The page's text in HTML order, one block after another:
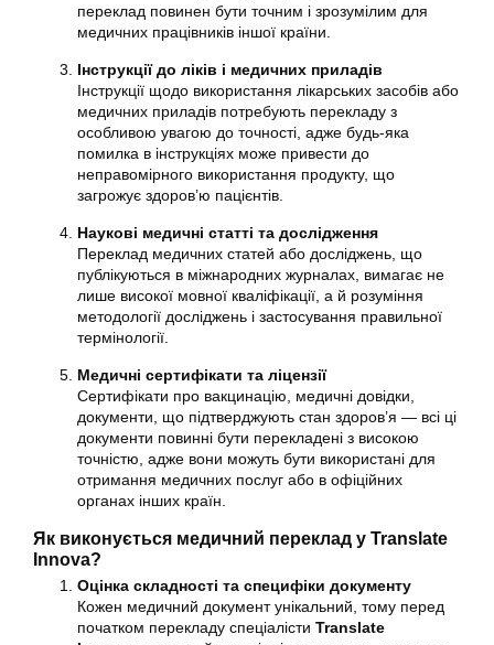
переклад повинен бути точним і зрозумілим для
медичних працівників іншої країни.
Інструкції до ліків і медичних приладів
Інструкції щодо використання лікарських засобів або
медичних приладів потребують перекладу з
особливою увагою до точності, адже будь-яка
помилка в інструкціях може привести до
неправомірного використання продукту, що
загрожує здоров’ю пацієнтів.
Наукові медичні статті та дослідження
Переклад медичних статей або досліджень, що
публікуються в міжнародних журналах, вимагає не
лише високої мовної кваліфікації, а й розуміння
методології досліджень і застосування правильної
термінології.
Медичні сертифікати та ліцензії
Сертифікати про вакцинацію, медичні довідки,
документи, що підтверджують стан здоров’я — всі ці
документи повинні бути перекладені з високою
точністю, адже вони можуть бути використані для
отримання медичних послуг або в офіційних
органах інших країн.
Як виконується медичний переклад у Translate
Innova?
Оцінка складності та специфіки документу
Кожен медичний документ унікальний, тому перед
початком перекладу спеціалісти Translate